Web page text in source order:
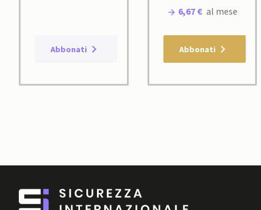
Abbonati
6,67 € al mese
Abbonati